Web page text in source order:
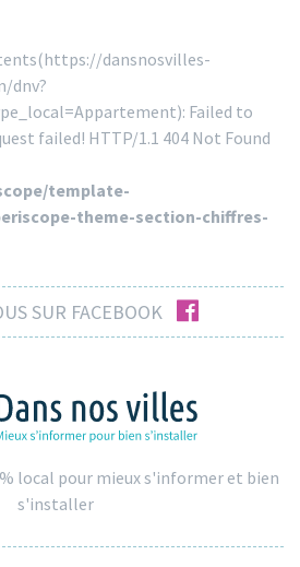
dansnosvilles-
dnv?
Failed to
failed! HTTP/1.1 404 Not Found
template-
theme-section-chiffres-
SUR FACEBOOK facebook
local pour mieux s'informer et bien
s'installer